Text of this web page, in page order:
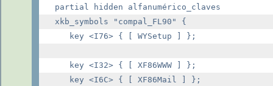
partial hidden alfanumérico_claves
xkb_symbols "compal_FL90" {
   key <I76> { [ WYSetup ] };
   key <I32> { [ XF86WWW ] };
   key <I6C> { [ XF86Mail ] };